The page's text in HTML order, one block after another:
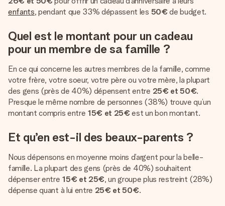
enfants, pendant que 33% dépassent les 50€ de budget.
Quel est le montant pour un cadeau
pour un membre de sa famille ?
En ce qui concerne les autres membres de la famille, comme
votre frère, votre soeur, votre père ou votre mère, la plupart
des gens (près de 40%) dépensent entre 25€ et 50€.
Presque le même nombre de personnes (38%) trouve qu’un
montant compris entre 15€ et 25€ est un bon montant.
Et qu’en est-il des beaux-parents ?
Nous dépensons en moyenne moins d’argent pour la belle-
famille. La plupart des gens (près de 40%) souhaitent
dépenser entre 15€ et 25€, un groupe plus restreint (28%)
dépense quant à lui entre 25€ et 50€.